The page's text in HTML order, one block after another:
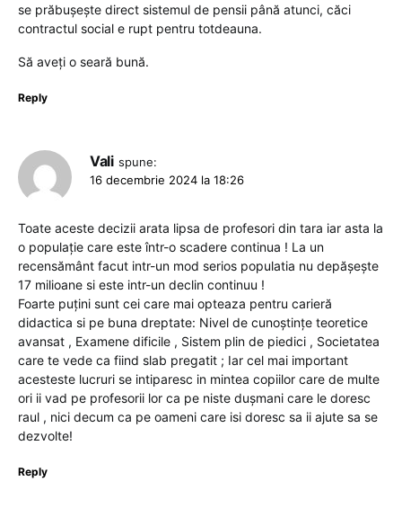
se prăbușește direct sistemul de pensii până atunci, căci
contractul social e rupt pentru totdeauna.
Să aveți o seară bună.
Reply
Vali spune:
16 decembrie 2024 la 18:26
Toate aceste decizii arata lipsa de profesori din tara iar asta la
o populație care este într-o scadere continua ! La un
recensământ facut intr-un mod serios populatia nu depășește
17 milioane si este intr-un declin continuu !
Foarte puțini sunt cei care mai opteaza pentru carieră
didactica si pe buna dreptate: Nivel de cunoștințe teoretice
avansat , Examene dificile , Sistem plin de piedici , Societatea
care te vede ca fiind slab pregatit ; Iar cel mai important
acesteste lucruri se intiparesc in mintea copiilor care de multe
ori ii vad pe profesorii lor ca pe niste dușmani care le doresc
raul , nici decum ca pe oameni care isi doresc sa ii ajute sa se
dezvolte!
Reply